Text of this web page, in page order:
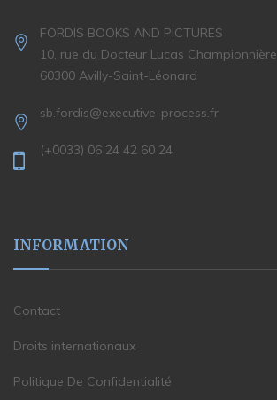
FORDIS BOOKS AND PICTURES
10, rue du Docteur Lucas Championnière
60300 Avilly-Saint-Léonard
sb.fordis@executive-process.fr
(+0033) 06 24 42 60 24
INFORMATION
Contact
Droits internationaux
Politique De Confidentialité